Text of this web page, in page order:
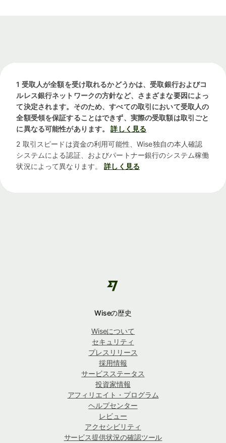
1 受取人が全額を受け取れるかどうかは、受取銀行およびコ
ルレス銀行ネットワークの方針など、さまざまな要因によっ
て決定されます。そのため、すべての取引において受取人の
全額受領を保証することはできず、実際の受取額は取引ごと
に異なる可能性があります。
詳しく見る
2 取引スピードは資金の利用可能性、Wise独自の本人確認
システムによる認証、およびパートナー銀行のシステム稼働
状況によって異なります。
詳しく見る
Wiseの歴史
Wiseについて
セキュリティ
プレスリリース
採用情報
サービスステータス
投資家情報
アフィリエイト・プログラム
ヘルプセンター
レビュー
アクセシビリティ
サービス提供状況の確認ツール